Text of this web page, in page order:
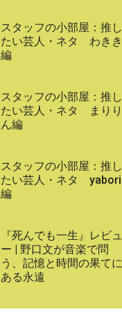
スタッフの小部屋：推し
たい芸人・ネタ わきき
編
スタッフの小部屋：推し
たい芸人・ネタ まりり
ん編
スタッフの小部屋：推し
たい芸人・ネタ yabori
編
『死んでも一生』レビュ
ー | 野口文が音楽で問
う、記憶と時間の果てに
ある永遠